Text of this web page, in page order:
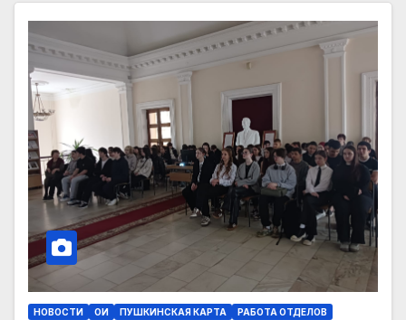
НОВОСТИ ОИ ПУШКИНСКАЯ КАРТА РАБОТА ОТДЕЛОВ